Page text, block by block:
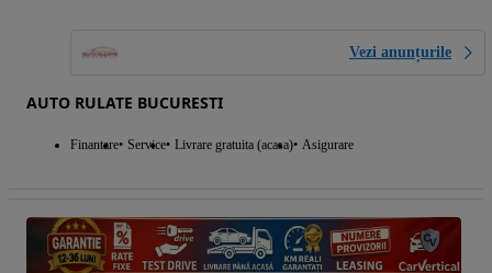
Vezi anunțurile
AUTO RULATE BUCURESTI
Finantare Service Livrare gratuita (acasa) Asigurare